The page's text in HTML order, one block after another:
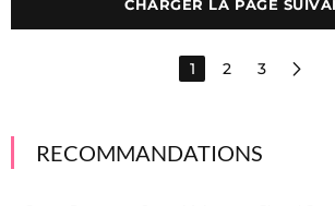
CHARGER LA PAGE
1 2 3
RECOMMANDATIONS